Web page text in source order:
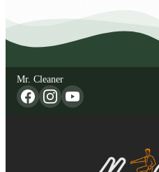
Mr. Cleaner